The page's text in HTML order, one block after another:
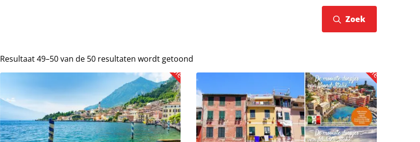
Zoek
Resultaat 49–50 van de 50 resultaten wordt getoond
Aanbieding!
Lees meer over Gardameer-pakket – digitale reisgidsen voor het Gardameer, Verona, Brescia en Mantova
Aanbieding!
Lees meer over Ontdek de mooiste dorpjes van Italië!